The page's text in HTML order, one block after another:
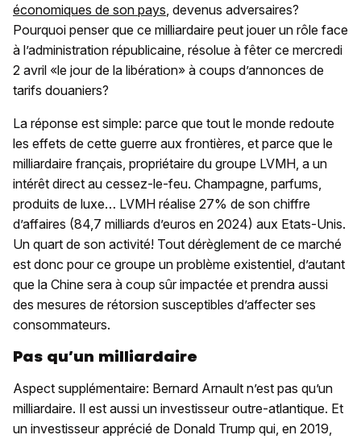
économiques de son pays , devenus adversaires?
Pourquoi penser que ce milliardaire peut jouer un rôle face
à l’administration républicaine, résolue à fêter ce mercredi
2 avril «le jour de la libération» à coups d’annonces de
tarifs douaniers?
La réponse est simple: parce que tout le monde redoute
les effets de cette guerre aux frontières, et parce que le
milliardaire français, propriétaire du groupe LVMH, a un
intérêt direct au cessez-le-feu. Champagne, parfums,
produits de luxe… LVMH réalise 27% de son chiffre
d’affaires (84,7 milliards d’euros en 2024) aux Etats-Unis.
Un quart de son activité! Tout dérèglement de ce marché
est donc pour ce groupe un problème existentiel, d’autant
que la Chine sera à coup sûr impactée et prendra aussi
des mesures de rétorsion susceptibles d’affecter ses
consommateurs.
Pas qu’un milliardaire
Aspect supplémentaire: Bernard Arnault n’est pas qu’un
milliardaire. Il est aussi un investisseur outre-atlantique. Et
un investisseur apprécié de Donald Trump qui, en 2019,